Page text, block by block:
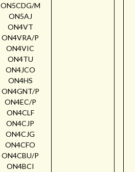
ON5CDG/M
ON5AJ
ON4VT
ON4VRA/P
ON4VIC
ON4TU
ON4JCO
ON4HS
ON4GNT/P
ON4EC/P
ON4CLF
ON4CJP
ON4CJG
ON4CFO
ON4CBU/P
ON4BCI